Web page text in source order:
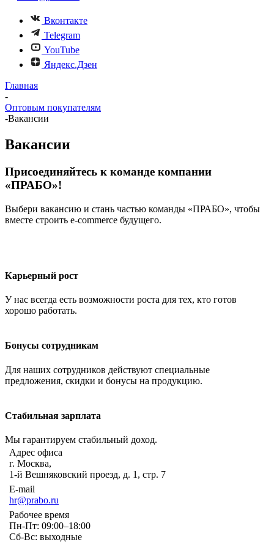
Вконтакте
Telegram
YouTube
Яндекс.Дзен
Главная
-
Оптовым покупателям
-Вакансии
Вакансии
Присоединяйтесь к команде компании
«ПРАБО»!
Выбери вакансию и стань частью команды «ПРАБО», чтобы
вместе строить e-commerce будущего.
Карьерный рост
У нас всегда есть возможности роста для тех, кто готов
хорошо работать.
Бонусы сотрудникам
Для наших сотрудников действуют специальные
предложения, скидки и бонусы на продукцию.
Стабильная зарплата
Мы гарантируем стабильный доход.
Адрес офиса
г. Москва,
1-й Вешняковский проезд, д. 1, стр. 7
E-mail
hr@prabo.ru
Рабочее время
Пн-Пт: 09:00–18:00
Сб-Вс: выходные